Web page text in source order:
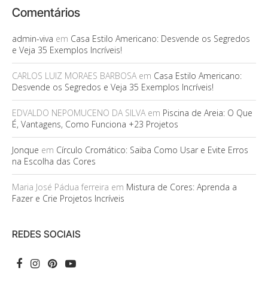
Comentários
admin-viva em Casa Estilo Americano: Desvende os Segredos
e Veja 35 Exemplos Incríveis!
CARLOS LUIZ MORAES BARBOSAem Casa Estilo Americano:
Desvende os Segredos e Veja 35 Exemplos Incríveis!
EDVALDO NEPOMUCENO DA SILVAem Piscina de Areia: O Que
É, Vantagens, Como Funciona +23 Projetos
Jonque em Círculo Cromático: Saiba Como Usar e Evite Erros
na Escolha das Cores
Maria José Pádua ferreira em Mistura de Cores: Aprenda a
Fazer e Crie Projetos Incríveis
REDES SOCIAIS